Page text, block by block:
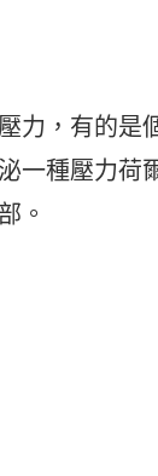
力，有的是
一種壓力
。